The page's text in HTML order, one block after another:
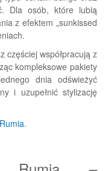
Dla osób, które lubią
z efektem „sunkissed
częściej współpracują z
kompleksowe pakiety
dnia odświeżyć
i uzupełnić stylizację
.